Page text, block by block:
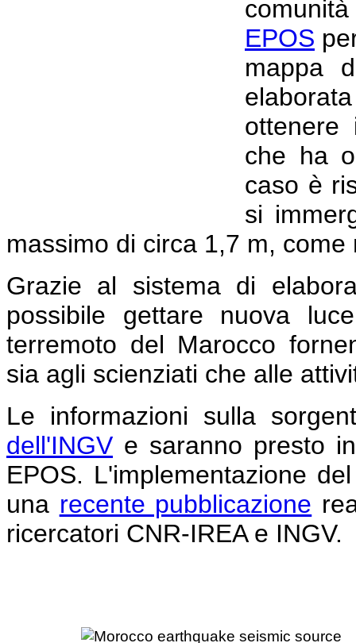
EPOS
mappa
ottenere
che ha
caso è
si
massimo di circa 1,7 m,
Grazie al sistema di
possibile gettare nuova
terremoto del Marocco
sia agli scienziati che alle
Le informazioni sulla
dell'INGV e saranno presto
EPOS. L'implementazione
una recente pubblicazione
ricercatori CNR-IREA e INGV.